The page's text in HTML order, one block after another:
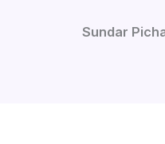
Sundar